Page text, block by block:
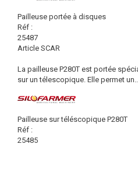
Pailleuse portée à disques
Réf :
25487
Article SCAR
La pailleuse P280T est portée
sur un télescopique. Elle permet
Pailleuse sur téléscopique P280T
Réf :
25485